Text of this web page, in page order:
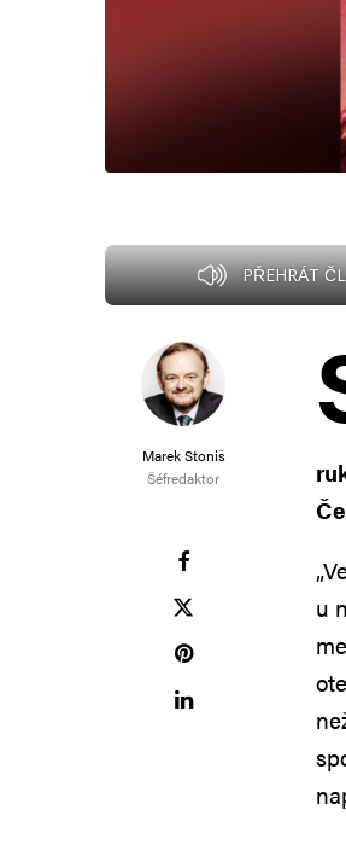
PŘEHRÁT
Marek Stoniš
Šéfredaktor
u